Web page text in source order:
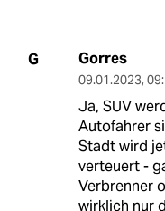
G Gorres
09.01.2023,
Ja, SUV
Autofahrer
Stadt wird
verteuert -
Verbrenner
wirklich nur